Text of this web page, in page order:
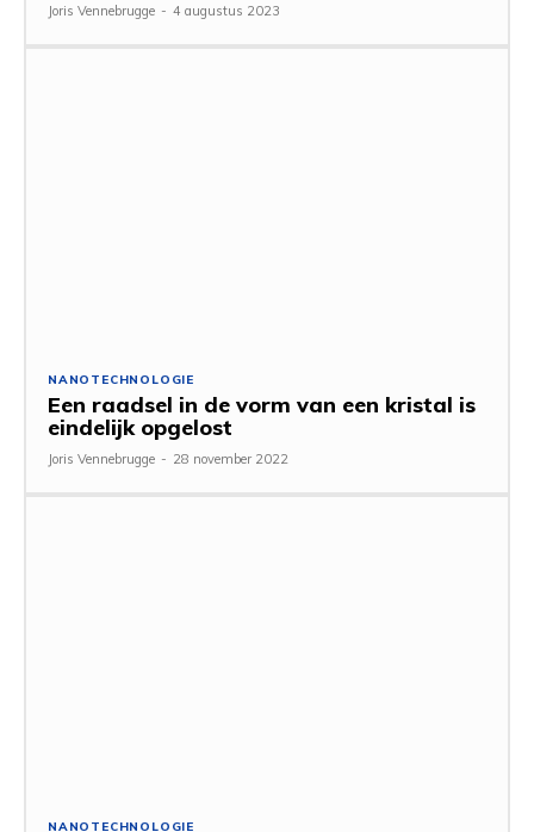
Joris Vennebrugge - 4 augustus 2023
NANOTECHNOLOGIE
Een raadsel in de vorm van een kristal is
eindelijk opgelost
Joris Vennebrugge - 28 november 2022
NANOTECHNOLOGIE